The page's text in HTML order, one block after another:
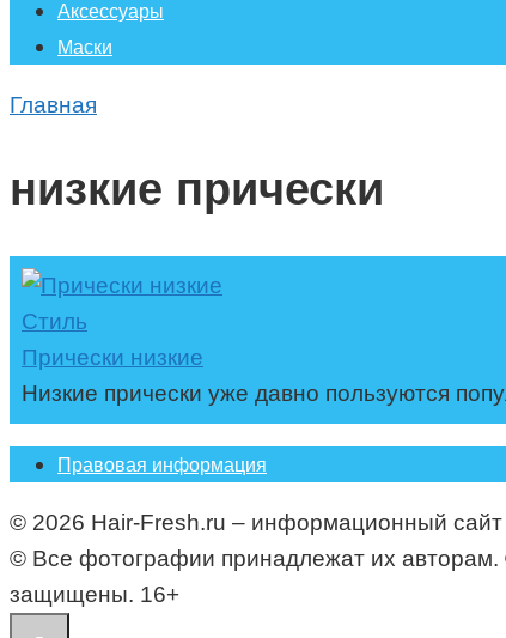
Аксессуары
Маски
Главная
низкие прически
Стиль
Прически низкие
Низкие прически уже давно пользуются
Правовая информация
© 2026 Hair-Fresh.ru – информационный сайт
© Все фотографии принадлежат их
защищены. 16+